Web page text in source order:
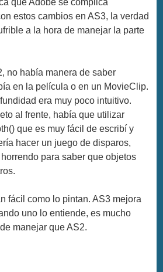
estos cambios en AS3, la verdad
a la hora de manejar la parte
no había manera de saber
en la película o en un MovieClip.
era muy poco intuitivo.
al frente, había que utilizar
que es muy fácil de escribí y
hacer un juego de disparos,
para saber que objetos
fácil como lo pintan. AS3 mejora
uno lo entiende, es mucho
manejar que AS2.